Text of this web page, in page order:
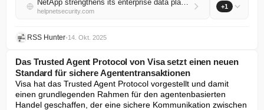
NetApp strengthens its enterprise data platform with new AI-focused innovations
helpnetsecurity.com
+1
RSS Hunter•14. Okt. 2025
Das Trusted Agent Protocol von Visa setzt einen neuen
Standard für sichere Agententransaktionen
Visa hat das Trusted Agent Protocol vorgestellt und damit
einen grundlegenden Rahmen für den agentenbasierten
Handel geschaffen, der eine sichere Kommunikation zwischen